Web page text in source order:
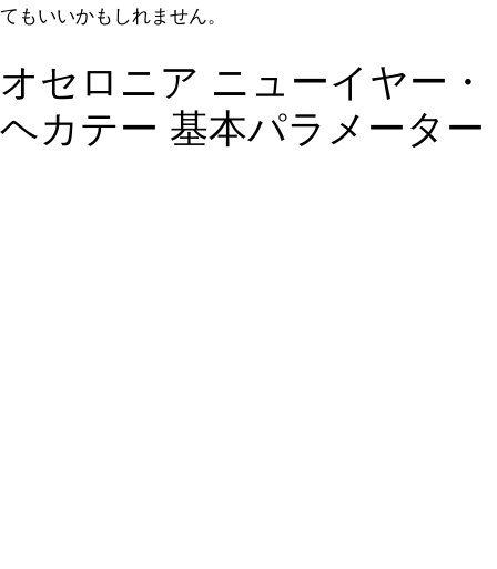
てもいいかもしれません。
オセロニア ニューイヤー・
ヘカテー 基本パラメーター